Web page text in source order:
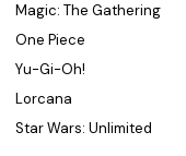
Magic: The Gathering
One Piece
Yu-Gi-Oh!
Lorcana
Star Wars: Unlimited